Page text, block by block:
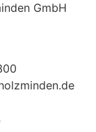
GmbH